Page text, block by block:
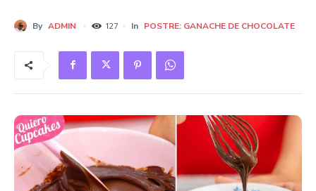
By ADMIN 127 In POSTRE: GANACHE DE CHOCOLATE